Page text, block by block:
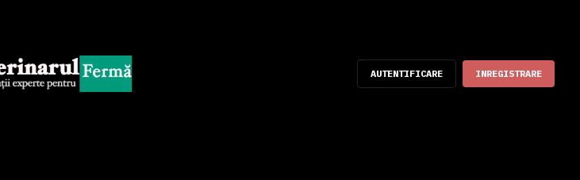
AUTENTIFICARE INREGISTRARE